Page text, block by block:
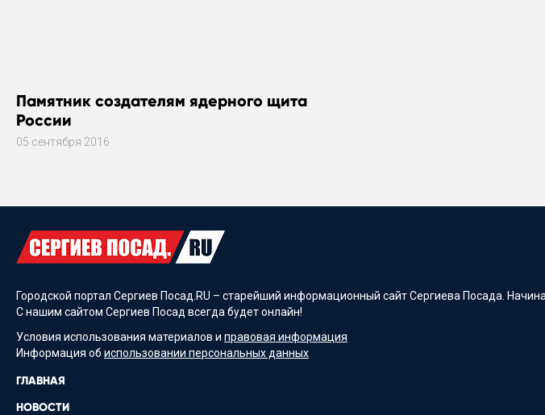
Памятник создателям ядерного щита
России
05 сентября 2016
Городской портал Сергиев Посад.RU – старейший информационный сайт Сергиева Посада.
С нашим сайтом Сергиев Посад всегда будет онлайн!
Условия использования материалов и правовая информация
Информация об использовании персональных данных
ГЛАВНАЯ
НОВОСТИ